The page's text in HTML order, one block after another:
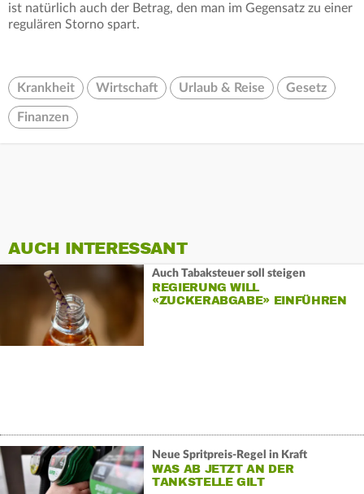
ist natürlich auch der Betrag, den man im Gegensatz zu einer
regulären Storno spart.
Krankheit Wirtschaft Urlaub & Reise Gesetz
Finanzen
AUCH INTERESSANT
Auch Tabaksteuer soll steigen
REGIERUNG WILL
«ZUCKERABGABE» EINFÜHREN
Neue Spritpreis-Regel in Kraft
WAS AB JETZT AN DER
TANKSTELLE GILT